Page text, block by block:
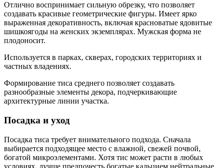
Отлично воспринимает сильную обрезку, что позволяет
создавать красивые геометрические фигуры. Имеет ярко
выраженная декоративность, включая красноватые ядовитые
шишкоягоды на женских экземплярах. Мужская форма не
плодоносит.
Используется в парках, скверах, городских территориях и
частных владениях.
Формирование тиса среднего позволяет создавать
разнообразные элементы декора, подчеркивающие
архитектурные линии участка.
Посадка и уход
Посадка тиса требует внимательного подхода. Сначала
выбирается подходящее место с влажной, свежей почвой,
богатой микроэлементами. Хотя тис может расти в любых
условиях, лучше предпочесть богатые кальцием нейтральные